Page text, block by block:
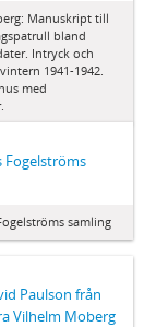
Manuskript till
bland
Intryck och
1941-1942.
med
Fogelströms
samling
Paulson från
Vilhelm Moberg